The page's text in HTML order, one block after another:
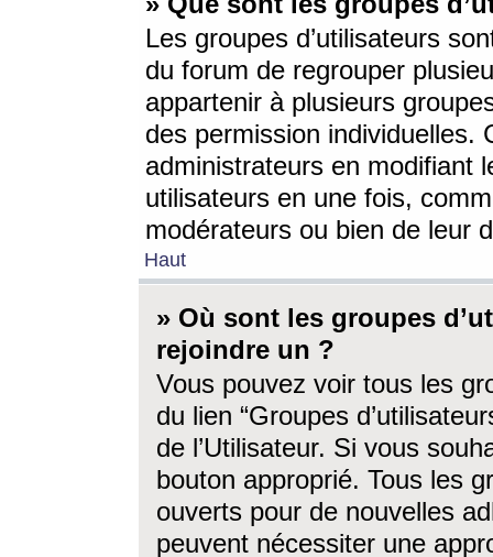
Les groupes d’utilisateurs
du forum de regrouper
appartenir à plusieurs
des permission individuelles.
administrateurs en modifiant
utilisateurs en une fois,
modérateurs ou bien de leur
Haut
» Où sont les groupes
rejoindre un ?
Vous pouvez voir tous les
du lien “Groupes
de l’Utilisateur. Si vous
bouton approprié. Tous les
ouverts pour de nouvelles
peuvent nécessiter une